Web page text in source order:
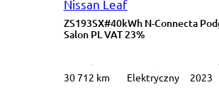
Nissan Leaf
ZS193SX#40kWh N-Connecta
Salon PL VAT 23%
30 712 km Elektryczny 2023